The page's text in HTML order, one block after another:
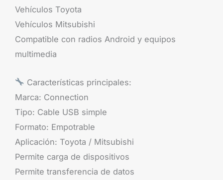
Vehículos Toyota
Vehículos Mitsubishi
Compatible con radios Android y equipos
multimedia
Características principales:
Marca: Connection
Tipo: Cable USB simple
Formato: Empotrable
Aplicación: Toyota / Mitsubishi
Permite carga de dispositivos
Permite transferencia de datos